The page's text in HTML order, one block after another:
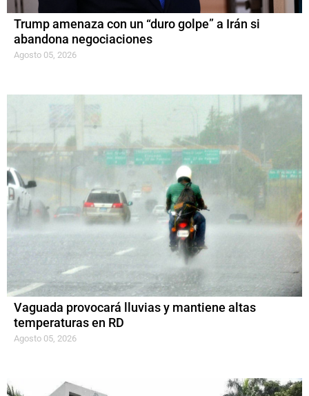
Trump amenaza con un “duro golpe” a Irán si
abandona negociaciones
Agosto 05, 2026
Vaguada provocará lluvias y mantiene altas
temperaturas en RD
Agosto 05, 2026